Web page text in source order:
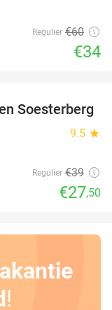
Regulier €60
€34
29%
Soesterberg
9.5 star
Regulier €39
€27,50
!